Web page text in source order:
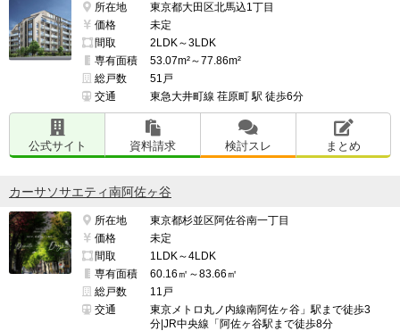
所在地
東京都大田区北馬込1丁目
価格
未定
間取
2LDK～3LDK
専有面積
53.07m²～77.86m²
総戸数
51戸
交通
東急大井町線 荏原町 駅 徒歩6分
公式サイト 資料請求 検討スレ まとめ
カーサソサエティ南阿佐ヶ谷
所在地
東京都杉並区阿佐谷南一丁目
価格
未定
間取
1LDK～4LDK
専有面積
60.16㎡～83.66㎡
総戸数
11戸
交通
東京メトロ丸ノ内線南阿佐ヶ谷」駅まで徒歩3
分|JR中央線「阿佐ヶ谷駅まで徒歩8分